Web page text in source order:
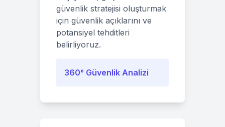
güvenlik stratejisi oluşturmak
için güvenlik açıklarını ve
potansiyel tehditleri
belirliyoruz.
360° Güvenlik Analizi